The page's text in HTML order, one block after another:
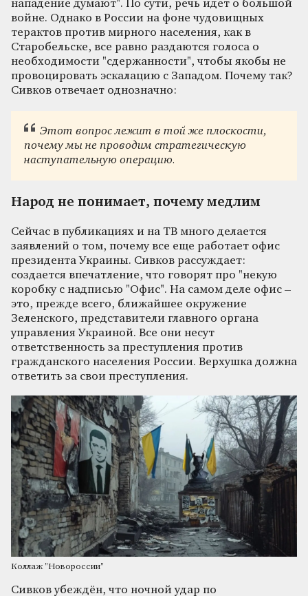
нападение думают". По сути, речь идет о большой
войне. Однако в России на фоне чудовищных
терактов против мирного населения, как в
Старобельске, все равно раздаются голоса о
необходимости "сдержанности", чтобы якобы не
провоцировать эскалацию с Западом. Почему так?
Сивков отвечает однозначно:
Этот вопрос лежит в той же плоскости,
почему мы не проводим стратегическую
наступательную операцию.
Народ не понимает, почему медлим
Сейчас в публикациях и на ТВ много делается
заявлений о том, почему все еще работает офис
президента Украины. Сивков рассуждает:
создается впечатление, что говорят про "некую
коробку с надписью "Офис". На самом деле офис –
это, прежде всего, ближайшее окружение
Зеленского, представители главного органа
управления Украиной. Все они несут
ответственность за преступления против
гражданского населения России. Верхушка должна
ответить за свои преступления.
Коллаж "Новороссии"
Сивков убеждён, что ночной удар по